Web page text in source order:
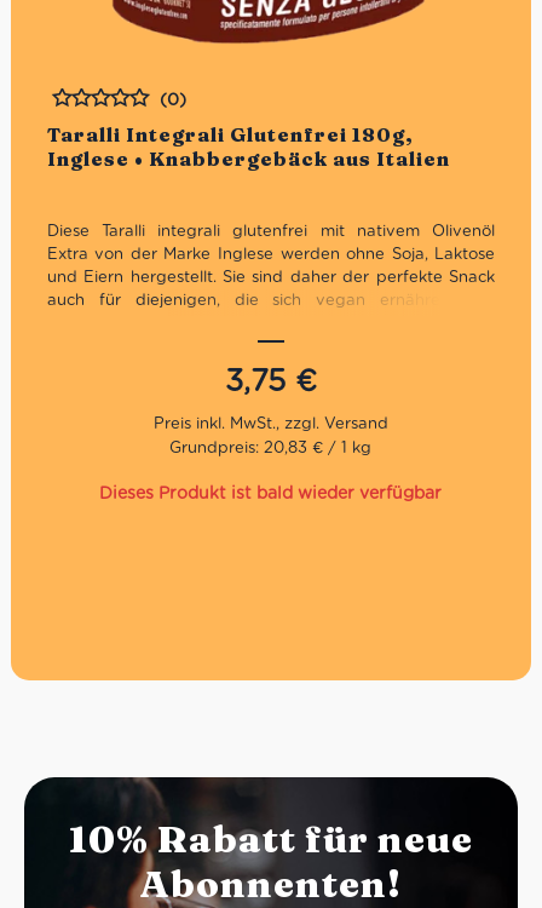
Taralli Integrali Glutenfrei 180g,
Inglese • Knabbergebäck aus Italien
Bewertet
(0)
Diese Taralli integrali glutenfrei mit nativem Olivenöl
Extra von der Marke Inglese werden ohne Soja, Laktose
und Eiern hergestellt. Sie sind daher der perfekte Snack
auch für diejenigen, die sich vegan ernähren. Wir
3,75 €
Grundpreis: 20,83 € / 1 kg
Dieses Produkt ist bald wieder verfügbar
10% Rabatt für neue
Abonnenten!